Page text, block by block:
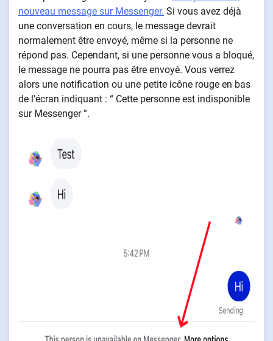
nouveau message sur Messenger. Si vous avez déjà
une conversation en cours, le message devrait
normalement être envoyé, même si la personne ne
répond pas. Cependant, si une personne vous a bloqué,
le message ne pourra pas être envoyé. Vous verrez
alors une notification ou une petite icône rouge en bas
de l'écran indiquant : “ Cette personne est indisponible
sur Messenger ”.